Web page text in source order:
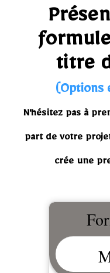
titre
(Options
N'hésitez pas à
part de votre
crée une